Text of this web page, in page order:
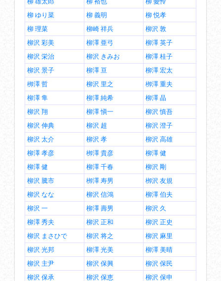
柳 ゆり菜
柳 義明
柳 悦孝
柳 理菜
柳崎 祥兵
柳沢 敦
柳沢 彩美
柳澤 亜弓
柳澤 英子
柳沢 栄治
柳沢 きみお
柳澤 桂子
柳沢 景子
柳澤 亘
柳澤 宏太
栁澤 哲
柳沢 里之
栁澤 重夫
柳澤 隼
柳澤 純希
柳澤 晶
柳沢 翔
柳澤 愼一
柳沢 慎吾
柳沢 伸典
柳沢 超
柳沢 澄子
柳沢 太介
柳沢 孝
柳沢 高雄
柳澤 孝彦
栁澤 貴彦
柳澤 健
柳澤 健
柳澤 千春
柳沢 剛
柳沢 騰市
栁澤 寿男
栁沢 友規
柳沢 なな
柳沢 信鴻
柳澤 伯夫
柳沢 一
柳澤 壽男
柳沢 久
柳澤 秀夫
柳沢 正和
柳沢 正史
柳沢 まさひで
柳沢 将之
柳沢 麻里
柳沢 光邦
柳澤 光美
柳澤 美晴
柳沢 主尹
柳沢 保興
柳沢 保民
柳沢 保承
柳沢 保恵 柳沢 保申